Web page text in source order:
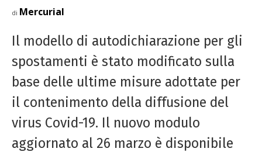
di Mercurial
Il modello di autodichiarazione per gli
spostamenti è stato modificato sulla
base delle ultime misure adottate per
il contenimento della diffusione del
virus Covid-19. Il nuovo modulo
aggiornato al 26 marzo è disponibile